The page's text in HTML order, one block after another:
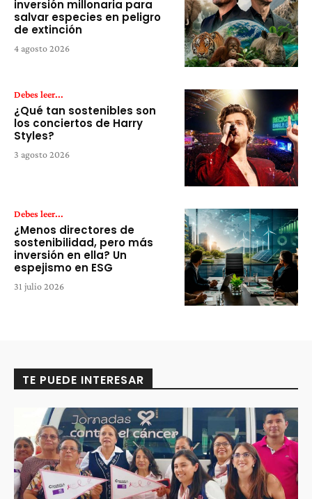
inversión millonaria para
salvar especies en peligro
de extinción
4 agosto 2026
Debes leer...
¿Qué tan sostenibles son
los conciertos de Harry
Styles?
3 agosto 2026
Debes leer...
¿Menos directores de
sostenibilidad, pero más
inversión en ella? Un
espejismo en ESG
31 julio 2026
TE PUEDE INTERESAR